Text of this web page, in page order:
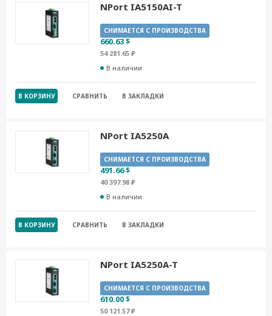
NPort IA5150AI-T
СНИМАЕТСЯ С ПРОИЗВОДСТВА
660.63 $
54 281.65 ₽
В наличии
В КОРЗИНУ СРАВНИТЬ В ЗАКЛАДКИ
NPort IA5250A
СНИМАЕТСЯ С ПРОИЗВОДСТВА
491.66 $
40 397.98 ₽
В наличии
В КОРЗИНУ СРАВНИТЬ В ЗАКЛАДКИ
NPort IA5250A-T
СНИМАЕТСЯ С ПРОИЗВОДСТВА
610.00 $
50 121.57 ₽